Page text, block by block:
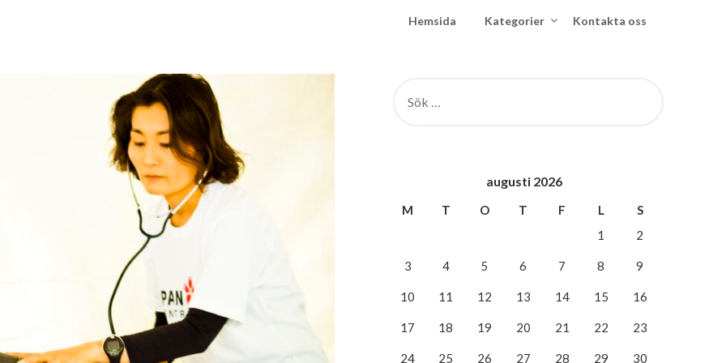
Hemsida Kategorier Kontakta oss
EFTER:
augusti 2026
M T O T F L
S
1
2
3 4 5 6 7 8 9
10 11 12 13 14 15 16
17 18 19 20 21 22 23
24 25 26 27 28 29 30